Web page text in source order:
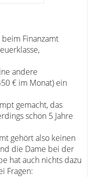
Finanzamt
andere
€ im Monat) ein
gemacht, das
schon 5 Jahre
gehört also keinen
die Dame bei der
hat auch nichts dazu
Fragen: